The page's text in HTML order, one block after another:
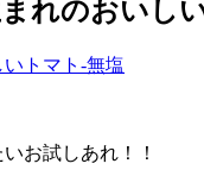
れのおいし
お試しあれ！！